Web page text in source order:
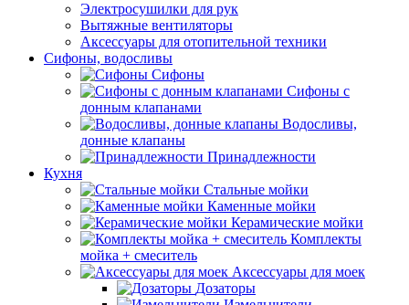
Электросушилки для рук
Вытяжные вентиляторы
Аксессуары для отопительной техники
Сифоны, водосливы
Сифоны
Сифоны с
донным клапанами
Водосливы,
донные клапаны
Принадлежности
Кухня
Стальные мойки
Каменные мойки
Керамические мойки
Комплекты
мойка + смеситель
Аксессуары для моек
Дозаторы